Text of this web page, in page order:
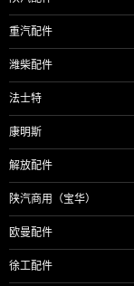
重汽配件
潍柴配件
法士特
康明斯
解放配件
陕汽商用（宝华）
欧曼配件
徐工配件